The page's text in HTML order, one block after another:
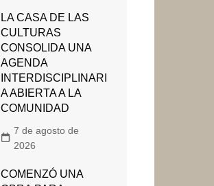
LA CASA DE LAS
CULTURAS
CONSOLIDA UNA
AGENDA
INTERDISCIPLINARI
A ABIERTA A LA
COMUNIDAD
7 de agosto de
2026
COMENZÓ UNA